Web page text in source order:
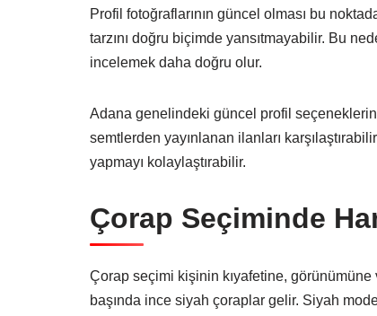
Profil fotoğraflarının güncel olması bu
tarzını doğru biçimde yansıtmayabilir. Bu
incelemek daha doğru olur.
Adana genelindeki güncel profil
semtlerden yayınlanan ilanları
yapmayı kolaylaştırabilir.
Çorap Seçiminde
Çorap seçimi kişinin kıyafetine, görünümüne
başında ince siyah çoraplar gelir. Siyah